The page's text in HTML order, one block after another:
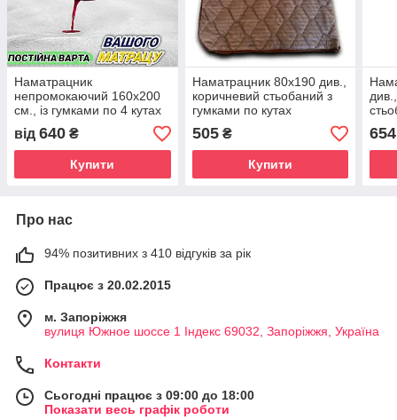
Наматрацник
непромокаючий 160х200
см., із гумками по 4 кутах
від 640 ₴
Купити
Наматрацник 80х190 див.,
коричневий стьобаний з
гумками по кутах
505₴
Купити
654
Про нас
94% позитивних з 410 відгуків за рік
Працює з 20.02.2015
м. Запоріжжя
вулиця Южное шоссе 1 Індекс 69032, Запоріжжя, Україна
Контакти
Сьогодні працює з 09:00 до 18:00
Показати весь графік роботи